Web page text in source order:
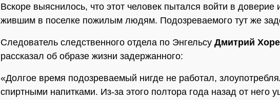
Вскоре выяснилось, что этот человек пытался войти в доверие
жившим в поселке пожилым людям. Подозреваемого тут же
Следователь следственного отдела по Энгельсу Дмитрий
рассказал об образе жизни задержанного:
«Долгое время подозреваемый нигде не работал,
спиртными напитками. Из-за этого полтора года назад от него